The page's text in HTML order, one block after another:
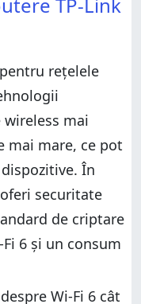
cu Wi-Fi 6 îți
Wi-Fi 5 vs. Wi-Fi 4
Fi 5 și Wi-Fi 6 vs.
cu Wi-Fi 6 îți
TP-Link
rețelele
mai
mai mare, ce pot
În
securitate
de criptare
6 și un consum
Wi-Fi 6 cât